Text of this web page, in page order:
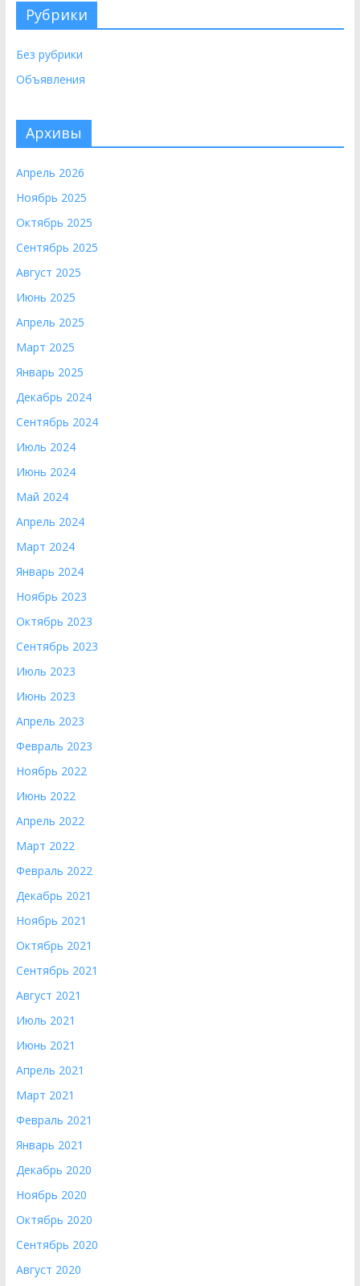
Рубрики
Без рубрики
Объявления
Архивы
Апрель 2026
Ноябрь 2025
Октябрь 2025
Сентябрь 2025
Август 2025
Июнь 2025
Апрель 2025
Март 2025
Январь 2025
Декабрь 2024
Сентябрь 2024
Июль 2024
Июнь 2024
Май 2024
Апрель 2024
Март 2024
Январь 2024
Ноябрь 2023
Октябрь 2023
Сентябрь 2023
Июль 2023
Июнь 2023
Апрель 2023
Февраль 2023
Ноябрь 2022
Июнь 2022
Апрель 2022
Март 2022
Февраль 2022
Декабрь 2021
Ноябрь 2021
Октябрь 2021
Сентябрь 2021
Август 2021
Июль 2021
Июнь 2021
Апрель 2021
Март 2021
Февраль 2021
Январь 2021
Декабрь 2020
Ноябрь 2020
Октябрь 2020
Сентябрь 2020
Август 2020